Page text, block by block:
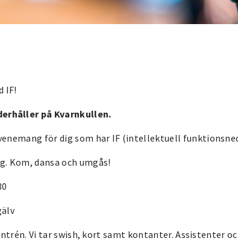
IF!
på Kvarnkullen.
för dig som har IF (intellektuell
Kom, dansa och umgås!
Vi tar swish, kort samt kontanter. Assistenter